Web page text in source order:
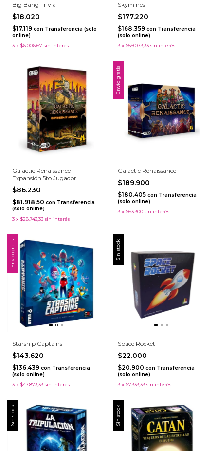
Big Bang Trivia
$18.020
$17.119 con Transferencia (solo
online)
3 x $6.006,67 sin interés
Skymines
$177.220
$168.359 con Transferencia
(solo online)
3 x $59.073,33 sin interés
Galactic Renaissance
Expansión 5to Jugador
$86.230
$81.918,50 con Transferencia
(solo online)
3 x $28.743,33 sin interés
Envío gratis
Galactic Renaissance
$189.900
$180.405 con Transferencia
(solo online)
3 x $63.300 sin interés
Envío gratis
Starship Captains
$143.620
$136.439 con Transferencia
(solo online)
3 x $47.873,33 sin interés
Sin stock
Space Rocket
$22.000
$20.900 con Transferencia
(solo online)
3 x $7.333,33 sin interés
Sin stock Sin stock